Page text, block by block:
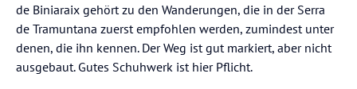
de Biniaraix gehört zu den Wanderungen, die in der Serra
de Tramuntana zuerst empfohlen werden, zumindest unter
denen, die ihn kennen. Der Weg ist gut markiert, aber nicht
ausgebaut. Gutes Schuhwerk ist hier Pflicht.